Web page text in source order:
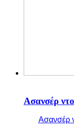
Ασανσέρ
Ασανσέρ